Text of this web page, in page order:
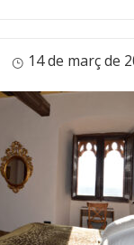
14 de març de